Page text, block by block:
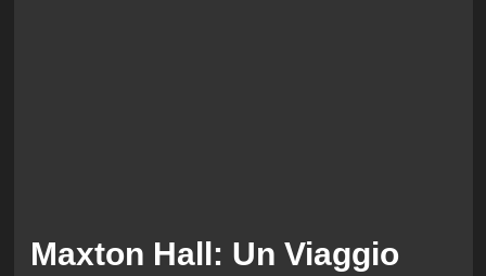
Maxton Hall: Un Viaggio